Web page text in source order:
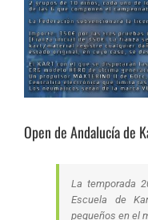
Open de Andalucía de
La temporada
Escuela de
pequeños en el